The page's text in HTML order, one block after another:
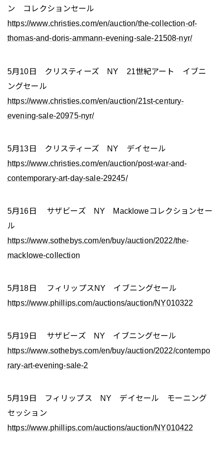
ン コレクションセール
https://www.christies.com/en/auction/the-collection-of-
thomas-and-doris-ammann-evening-sale-21508-nyr/
5月10日 クリスティーズ NY 21世紀アート イブニ
ングセール
https://www.christies.com/en/auction/21st-century-
evening-sale-20975-nyr/
5月13日 クリスティーズ NY デイセール
https://www.christies.com/en/auction/post-war-and-
contemporary-art-day-sale-29245/
5月16日 サザビーズ NY Mackloweコレクションセー
ル
https://www.sothebys.com/en/buy/auction/2022/the-
macklowe-collection
5月18日 フィリップスNY イブニングセール
https://www.phillips.com/auctions/auction/NY010322
5月19日 サザビーズ NY イブニングセール
https://www.sothebys.com/en/buy/auction/2022/contempo
rary-art-evening-sale-2
5月19日 フィリップス NY デイセール モーニング
セッション
https://www.phillips.com/auctions/auction/NY010422